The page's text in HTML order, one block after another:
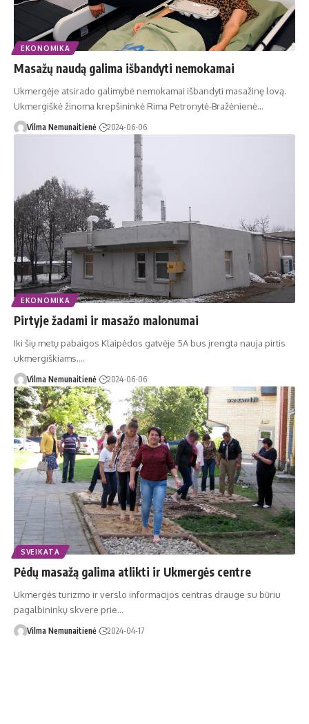
EKONOMIKA
Masažų naudą galima išbandyti nemokamai
Ukmergėje atsirado galimybė nemokamai išbandyti masažinę lovą.
Ukmergiškė žinoma krepšininkė Rima Petronytė-Bražėnienė…
Vilma Nemunaitienė 2024-06-06
EKONOMIKA
Pirtyje žadami ir masažo malonumai
Iki šių metų pabaigos Klaipėdos gatvėje 5A bus įrengta nauja pirtis
ukmergiškiams.…
Vilma Nemunaitienė 2024-06-06
SVEIKATA
Pėdų masažą galima atlikti ir Ukmergės centre
Ukmergės turizmo ir verslo informacijos centras drauge su būriu
pagalbininkų skvere prie…
Vilma Nemunaitienė 2024-04-17